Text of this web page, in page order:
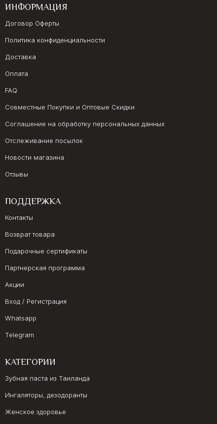
ИНФОРМАЦИЯ
Договор Оферты
Политика конфиденциальности
Доставка
Оплата
FAQ
Совместные Покупки и Оптовые Скидки
Соглашение на обработку персональных данных
Отслеживание посылок
Новости магазина
Отзывы
ПОДДЕРЖКА
Контакты
Возврат товара
Подарочные сертификаты
Партнерская программа
Акции
Вход / Регистрация
Whatsapp
Telegram
КАТЕГОРИИ
Зубная паста из Таиланда
Ингаляторы, дезодоранты
Женское здоровье